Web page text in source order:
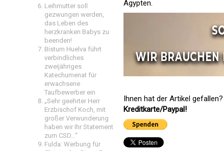
Leihmutter soll
gezwungen werden,
das Leben des
herzkranken Babys zu
beenden!
Bistum Huelva führt
verbindliches
zweijähriges
Katechumenat für
erwachsene
Taufbewerber ein
„Sehr geehrter Herr
Erzbischof Koch, mit
großer Verwunderung
haben wir Ihr Statement
zum CSD…“
Fulda: Werbung für
Ägypten.
Ihnen hat der Artikel gefallen?
Kreditkarte/Paypal!